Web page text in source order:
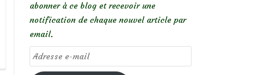
abonner à ce blog et recevoir une
notification de chaque nouvel article par
email.
Adresse
e-